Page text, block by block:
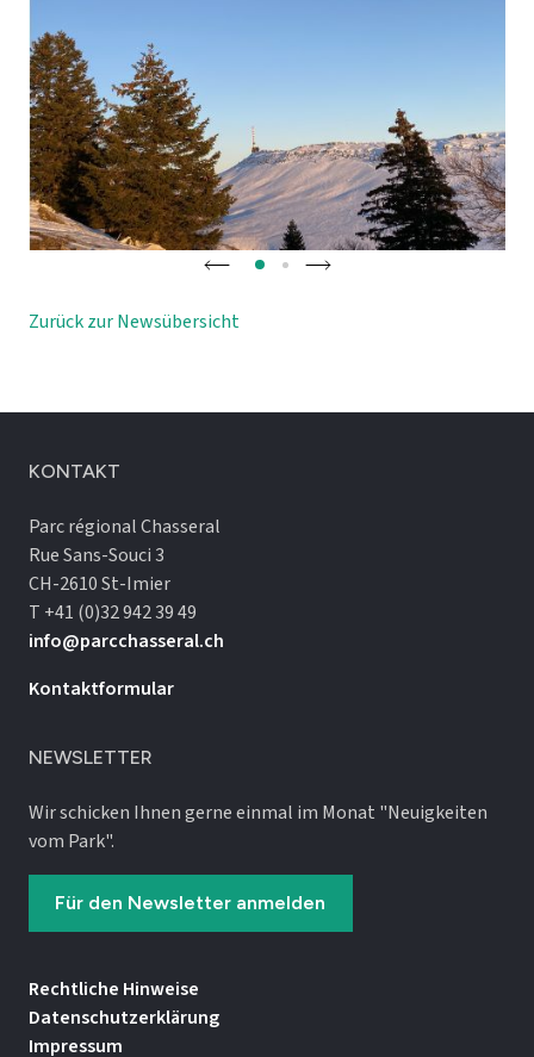
Zurück zur Newsübersicht
KONTAKT
Parc régional Chasseral
Rue Sans-Souci 3
CH-2610 St-Imier
T +41 (0)32 942 39 49
info@parcchasseral.ch
Kontaktformular
NEWSLETTER
Wir schicken Ihnen gerne einmal im Monat "Neuigkeiten
vom Park".
Für den Newsletter anmelden
Rechtliche Hinweise
Datenschutz­erklärung
Impressum